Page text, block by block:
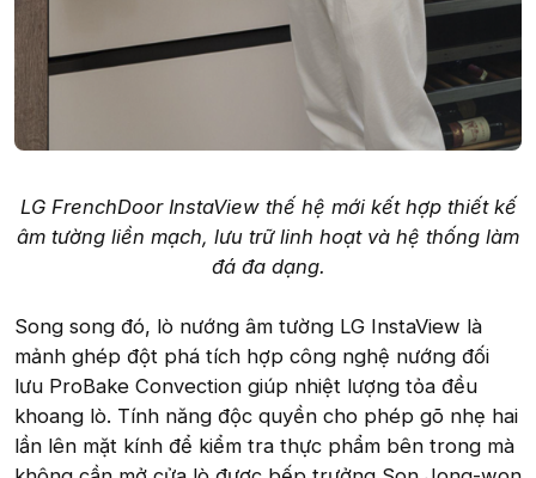
LG FrenchDoor InstaView thế hệ mới kết hợp thiết kế
âm tường liền mạch, lưu trữ linh hoạt và hệ thống làm
đá đa dạng.
Song song đó, lò nướng âm tường LG InstaView là
mảnh ghép đột phá tích hợp công nghệ nướng đối
lưu ProBake Convection giúp nhiệt lượng tỏa đều
khoang lò. Tính năng độc quyền cho phép gõ nhẹ hai
lần lên mặt kính để kiểm tra thực phẩm bên trong mà